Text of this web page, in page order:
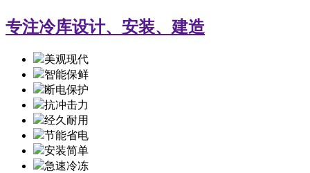
专注冷库设计、安装、建造
美观现代
智能保鲜
断电保护
抗冲击力
经久耐用
节能省电
安装简单
急速冷冻